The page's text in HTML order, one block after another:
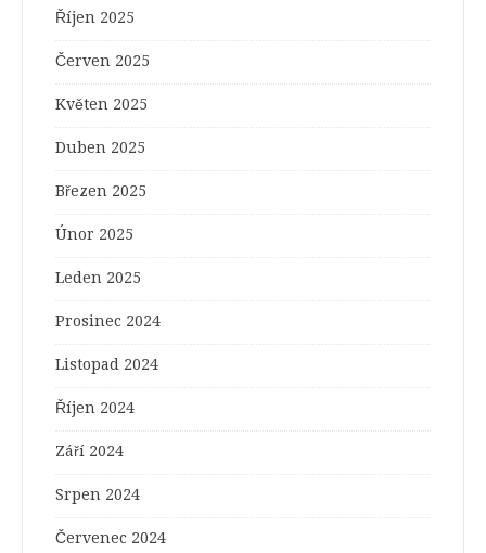
Říjen 2025
Červen 2025
Květen 2025
Duben 2025
Březen 2025
Únor 2025
Leden 2025
Prosinec 2024
Listopad 2024
Říjen 2024
Září 2024
Srpen 2024
Červenec 2024